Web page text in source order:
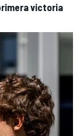
victoria